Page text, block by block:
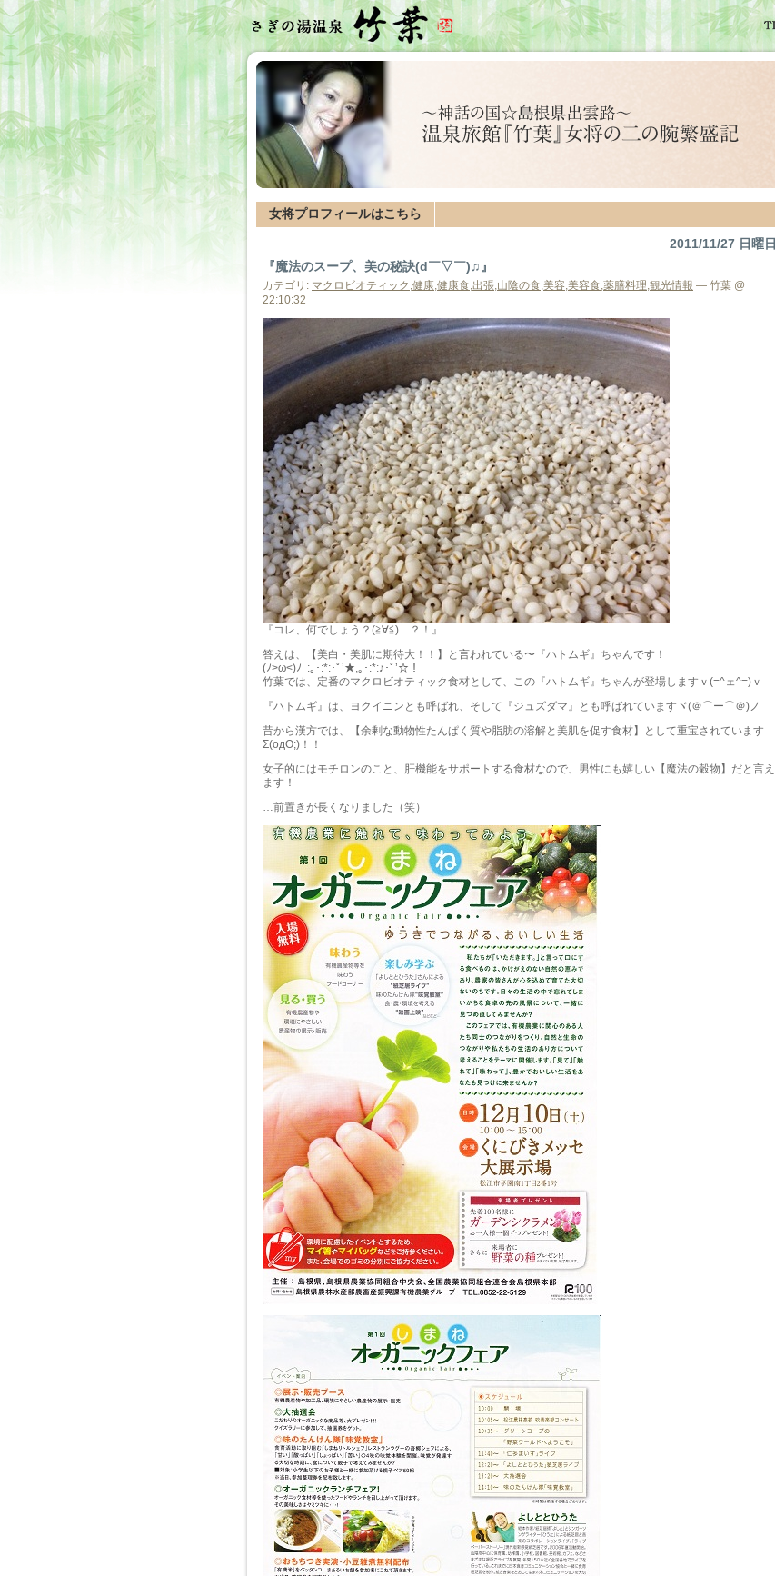
女将プロフィールはこちら
2011/11/27 日曜日
『魔法のスープ、美の秘訣(d￣▽￣)♫』
カテゴリ: マクロビオティック ,健康,健康食,出張,山陰の食,美容,美容食,薬膳料理,観光情報 — 竹葉 @
22:10:32
『コレ、何でしょう？(≧∀≦)ゞ？！』
答えは、【美白・美肌に期待大！！】と言われている〜『ハトムギ』ちゃんです！
(ﾉ>ω<)ﾉ :｡･:*:･ﾟ’★,｡･:*:♪･ﾟ’☆！
竹葉では、定番のマクロビオティック食材として、この『ハトムギ』ちゃんが登場しますｖ(=^ェ^=)ｖ
『ハトムギ』は、ヨクイニンとも呼ばれ、そして『ジュズダマ』とも呼ばれていますヾ(＠⌒ー⌒＠)ノ
昔から漢方では、【余剰な動物性たんぱく質や脂肪の溶解と美肌を促す食材】として重宝されています
Σ(oдΟ;)！！
女子的にはモチロンのこと、肝機能をサポートする食材なので、男性にも嬉しい【魔法の穀物】だと言え
ます！
…前置きが長くなりました（笑）